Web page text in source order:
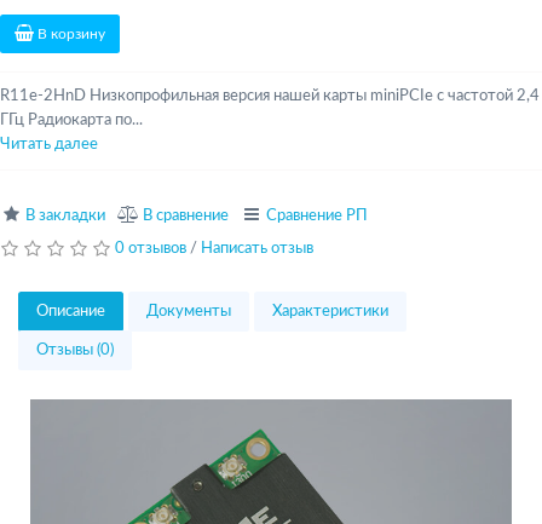
В корзину
R11e-2HnD Низкопрофильная версия нашей карты miniPCIe с частотой 2,4
ГГц Радиокарта по...
Читать далее
В закладки В сравнение Сравнение РП
0 отзывов / Написать отзыв
Описание Документы Характеристики
Отзывы (0)